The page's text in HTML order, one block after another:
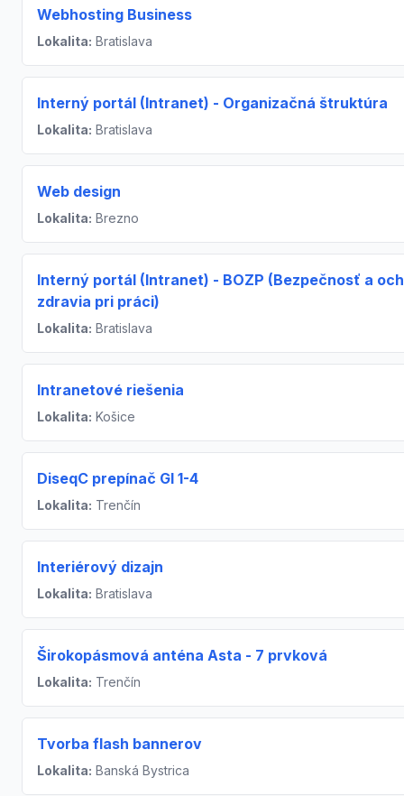
Webhosting Business
Lokalita: Bratislava
Interný portál (Intranet) - Organizačná štruktúra
Lokalita: Bratislava
Web design
Lokalita: Brezno
Interný portál (Intranet) - BOZP (Bezpečnosť a
zdravia pri práci)
Lokalita: Bratislava
Intranetové riešenia
Lokalita: Košice
DiseqC prepínač GI 1-4
Lokalita: Trenčín
Interiérový dizajn
Lokalita: Bratislava
Širokopásmová anténa Asta - 7 prvková
Lokalita: Trenčín
Tvorba flash bannerov
Lokalita: Banská Bystrica